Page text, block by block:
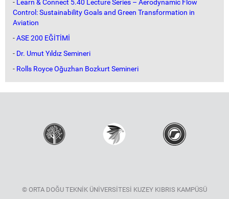
- Learn & Connect 5.40 Lecture Series – Aerodynamic Flow
Control: Sustainability Goals and Green Transformation in
Aviation
-ASE 200 EĞİTİMİ
- Dr. Umut Yıldız Semineri
- Rolls Royce Oğuzhan Bozkurt Semineri
© ORTA DOĞU TEKNİK ÜNİVERSİTESİ KUZEY KIBRIS KAMPÜSÜ